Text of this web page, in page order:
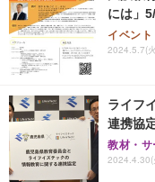
には」
イベント
2024.5.7(
ライフ
連携協
教材・サ
2024.4.30(